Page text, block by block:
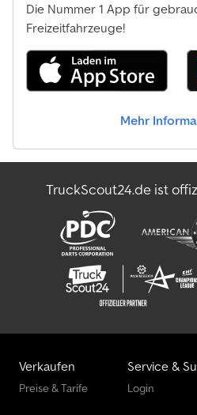
Die Nummer 1 App für
Freizeitfahrzeuge!
Mehr
TruckScout24.de ist
Verkaufen
Preise & Tarife
Service &
Login